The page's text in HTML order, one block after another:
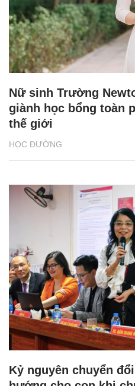
HỌC ĐƯỜNG
Nữ sinh Trường
giành học bổng toàn
thế giới
Kỷ nguyên chuyển